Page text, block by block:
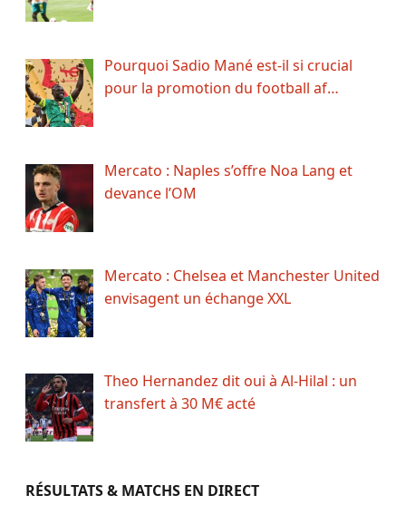
Pourquoi Sadio Mané est-il si crucial
pour la promotion du football af…
Mercato : Naples s’offre Noa Lang et
devance l’OM
Mercato : Chelsea et Manchester United
envisagent un échange XXL
Theo Hernandez dit oui à Al-Hilal : un
transfert à 30 M€ acté
RÉSULTATS & MATCHS EN DIRECT